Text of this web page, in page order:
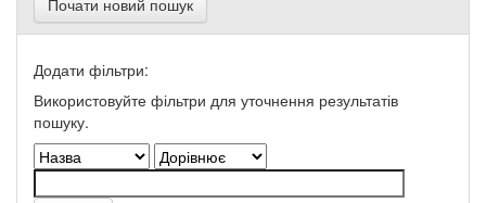
Почати новий пошук
Додати фільтри:
Використовуйте фільтри для уточнення результатів
пошуку.